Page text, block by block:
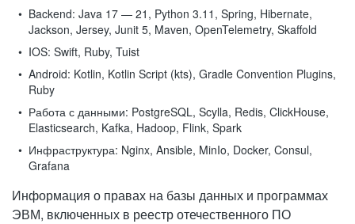
Backend: Java 17 — 21, Python 3.11, Spring, Hibernate,
Jackson, Jersey, Junit 5, Maven, OpenTelemetry, Skaffold
IOS: Swift, Ruby, Tuist
Android: Kotlin, Kotlin Script (kts), Gradle Convention Plugins,
Ruby
Работа с данными: PostgreSQL, Scylla, Redis, ClickHouse,
Elasticsearch, Kafka, Hadoop, Flink, Spark
Инфраструктура: Nginx, Ansible, MinIo, Docker, Consul,
Grafana
Информация о правах на базы данных и программах
ЭВМ, включенных в реестр отечественного ПО